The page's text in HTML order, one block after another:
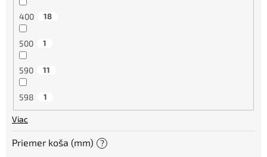
400 18
500 1
590 11
598 1
Viac
Priemer koša (mm) ?